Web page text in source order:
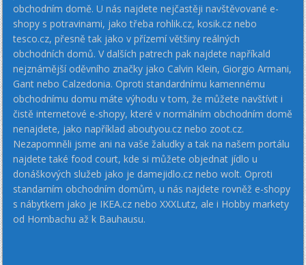
obchodním domě. U nás najdete nejčastěji navštěvované e-
shopy s potravinami, jako třeba rohlik.cz, kosik.cz nebo
tesco.cz, přesně tak jako v přízemí většiny reálných
obchodních domů. V dalších patrech pak najdete napříkald
nejznámější oděvního značky jako Calvin Klein, Giorgio Armani,
Gant nebo Calzedonia. Oproti standardnímu kamennému
obchodnímu domu máte výhodu v tom, že můžete navštívit i
čistě internetové e-shopy, které v normálním obchodním domě
nenajdete, jako například aboutyou.cz nebo zoot.cz.
Nezapomněli jsme ani na vaše žaludky a tak na našem portálu
najdete také food court, kde si můžete objednat jídlo u
donáškových služeb jako je damejidlo.cz nebo wolt. Oproti
standarním obchodním domům, u nás najdete rovněž e-shopy
s nábytkem jako je IKEA.cz nebo XXXLutz, ale i Hobby markety
od Hornbachu až k Bauhausu.